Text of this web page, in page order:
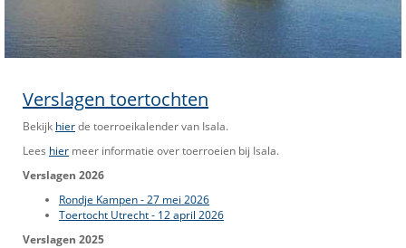
Verslagen toertochten
Bekijk hierde toerroeikalender van Isala.
Lees hier meer informatie over toerroeien bij Isala.
Verslagen 2026
Rondje Kampen - 27 mei 2026
Toertocht Utrecht - 12 april 2026
Verslagen 2025